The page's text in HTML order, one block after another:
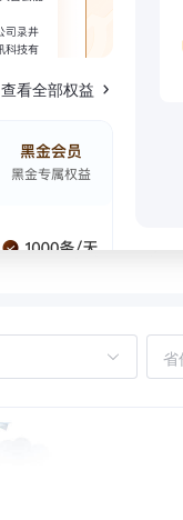
查看全部权益
省